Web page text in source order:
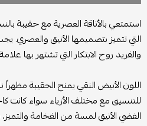
استمتعي بالأناقة العصرية مع حقيبة
التي تتميز بتصميمها الأنيق والعصري.
والفريد روح الابتكار التي تشتهر بها
اللون الأبيض النقي يمنح الحقيبة مظهراً
للتنسيق مع مختلف الأزياء سواء كانت
الفضي الأنيق لمسة من الفخامة